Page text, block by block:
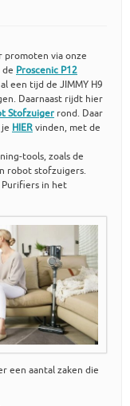
promoten via onze
de Proscenic P12
een tijd de JIMMY H9
Daarnaast rijdt hier
Stofzuiger rond. Daar
HIERvinden, met de
tools, zoals de
robot stofzuigers.
Purifiers in het
een aantal zaken die